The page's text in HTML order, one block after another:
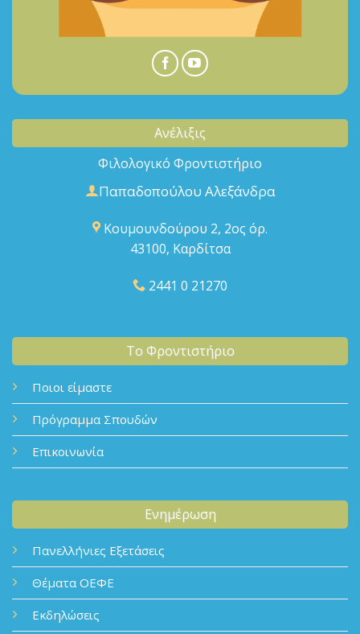
Ανέλιξις
Φιλολογικό Φροντιστήριο
Παπαδοπούλου Αλεξάνδρα
Κουμουνδούρου 2, 2ος όρ.
43100, Καρδίτσα
2441 0 21270
Το Φροντιστήριο
Ποιοι είμαστε
Πρόγραμμα Σπουδών
Επικοινωνία
Ενημέρωση
Πανελλήνιες Εξετάσεις
Θέματα ΟΕΦΕ
Εκδηλώσεις